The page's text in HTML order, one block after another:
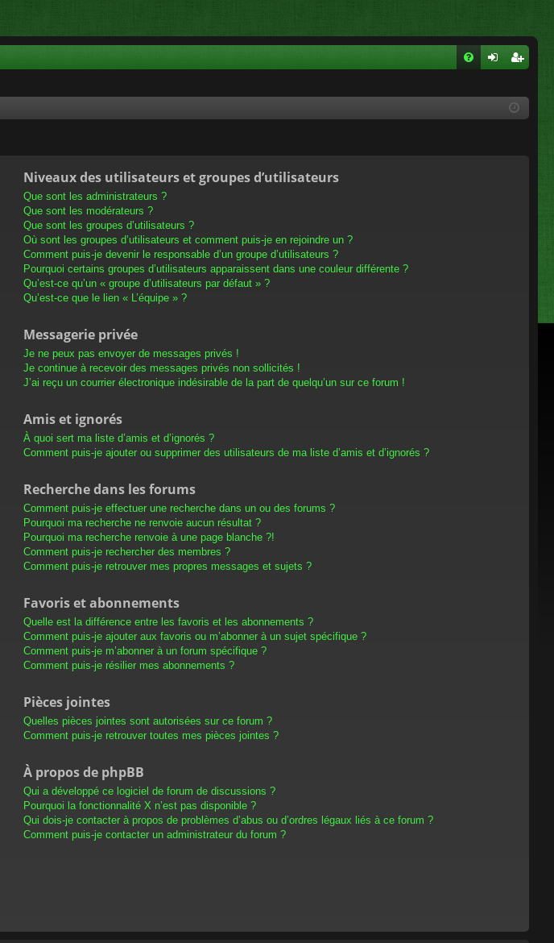
cri
Niveaux des utilisateurs et groupes d’utilisateurs
Que sont les administrateurs ?
Que sont les modérateurs ?
Que sont les groupes d’utilisateurs ?
Où sont les groupes d’utilisateurs et comment puis-je en rejoindre un ?
Comment puis-je devenir le responsable d’un groupe d’utilisateurs ?
Pourquoi certains groupes d’utilisateurs apparaissent dans une couleur différente ?
Qu’est-ce qu’un « groupe d’utilisateurs par défaut » ?
Qu’est-ce que le lien « L’équipe » ?
Messagerie privée
Je ne peux pas envoyer de messages privés !
Je continue à recevoir des messages privés non sollicités !
J’ai reçu un courrier électronique indésirable de la part de quelqu’un sur ce forum !
Amis et ignorés
À quoi sert ma liste d’amis et d’ignorés ?
Comment puis-je ajouter ou supprimer des utilisateurs de ma liste d’amis et d’ignorés ?
Recherche dans les forums
Comment puis-je effectuer une recherche dans un ou des forums ?
Pourquoi ma recherche ne renvoie aucun résultat ?
Pourquoi ma recherche renvoie à une page blanche ?!
Comment puis-je rechercher des membres ?
Comment puis-je retrouver mes propres messages et sujets ?
Favoris et abonnements
Quelle est la différence entre les favoris et les abonnements ?
Comment puis-je ajouter aux favoris ou m’abonner à un sujet spécifique ?
Comment puis-je m’abonner à un forum spécifique ?
Comment puis-je résilier mes abonnements ?
Pièces jointes
Quelles pièces jointes sont autorisées sur ce forum ?
Comment puis-je retrouver toutes mes pièces jointes ?
À propos de phpBB
Qui a développé ce logiciel de forum de discussions ?
Pourquoi la fonctionnalité X n’est pas disponible ?
Qui dois-je contacter à propos de problèmes d’abus ou d’ordres légaux liés à ce forum ?
Comment puis-je contacter un administrateur du forum ?